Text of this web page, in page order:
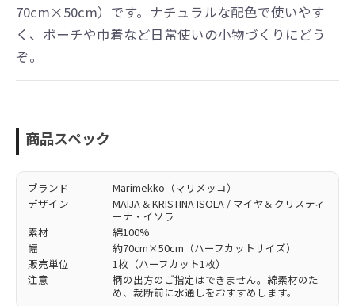
70cm×50cm）です。ナチュラルな配色で使いやす
く、ポーチや巾着など日常使いの小物づくりにどう
ぞ。
商品スペック
ブランド
Marimekko（マリメッコ）
デザイン
MAIJA & KRISTINA ISOLA / マイヤ＆クリスティ
ーナ・イソラ
素材
綿100%
幅
約70cm×50cm（ハーフカットサイズ）
販売単位
1枚（ハーフカット1枚）
注意
柄の出方のご指定はできません。綿素材のた
め、裁断前に水通しをおすすめします。